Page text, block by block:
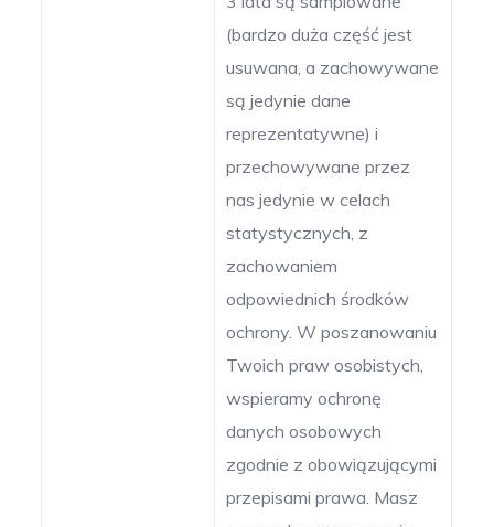
(bardzo duża część jest
usuwana, a zachowywane
są jedynie dane
reprezentatywne) i
przechowywane przez
nas jedynie w celach
statystycznych, z
zachowaniem
odpowiednich środków
ochrony. W poszanowaniu
Twoich praw osobistych,
wspieramy ochronę
danych osobowych
zgodnie z obowiązującymi
przepisami prawa. Masz